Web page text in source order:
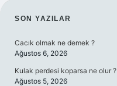
SIDEBAR
SON YAZILAR
Cacık olmak ne demek ?
Ağustos 6, 2026
Kulak perdesi koparsa ne olur ?
Ağustos 5, 2026